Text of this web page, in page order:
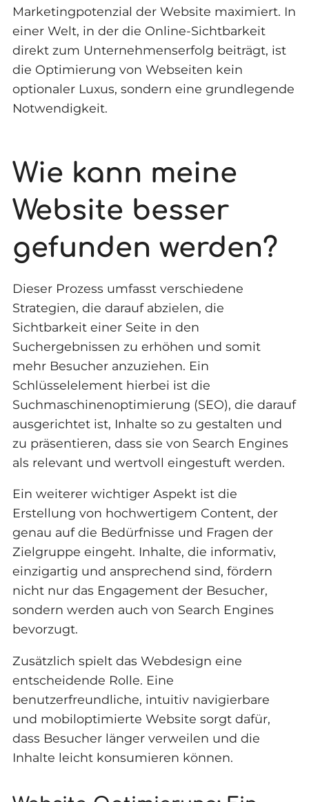
Marketingpotenzial der Website maximiert. In
einer Welt, in der die Online-Sichtbarkeit
direkt zum Unternehmenserfolg beiträgt, ist
die Optimierung von Webseiten kein
optionaler Luxus, sondern eine grundlegende
Notwendigkeit.
Wie kann meine
Website besser
gefunden werden?
Dieser Prozess umfasst verschiedene
Strategien, die darauf abzielen, die
Sichtbarkeit einer Seite in den
Suchergebnissen zu erhöhen und somit
mehr Besucher anzuziehen. Ein
Schlüsselelement hierbei ist die
Suchmaschinenoptimierung (SEO), die darauf
ausgerichtet ist, Inhalte so zu gestalten und
zu präsentieren, dass sie von Search Engines
als relevant und wertvoll eingestuft werden.
Ein weiterer wichtiger Aspekt ist die
Erstellung von hochwertigem Content, der
genau auf die Bedürfnisse und Fragen der
Zielgruppe eingeht. Inhalte, die informativ,
einzigartig und ansprechend sind, fördern
nicht nur das Engagement der Besucher,
sondern werden auch von Search Engines
bevorzugt.
Zusätzlich spielt das Webdesign eine
entscheidende Rolle. Eine
benutzerfreundliche, intuitiv navigierbare
und mobiloptimierte Website sorgt dafür,
dass Besucher länger verweilen und die
Inhalte leicht konsumieren können.